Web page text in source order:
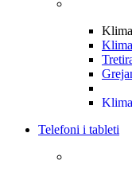
Telefoni i tableti